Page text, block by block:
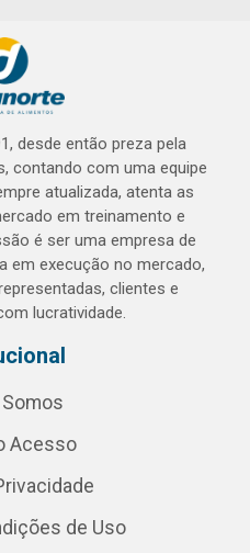
desde então preza pela
contando com uma equipe
atualizada, atenta as
em treinamento e
é ser uma empresa de
em execução no mercado,
clientes e
lucratividade.
Acesso
de Uso